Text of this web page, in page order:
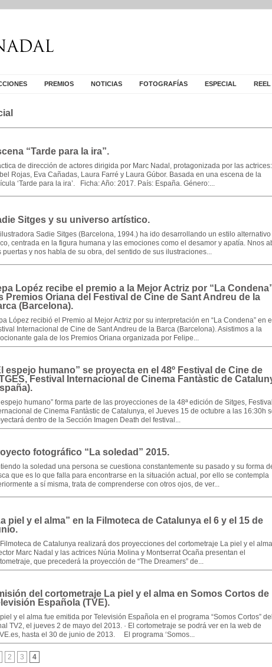
PREMIOS NOTICIAS FOTOGRAFÍAS ESPECIAL REEL
“Tarde para la ira”.
de dirección de actores dirigida por Marc Nadal, protagonizada por las actrices:
Rojas, Eva Cañadas, Laura Farré y Laura Gúbor. Basada en una escena de la
‘Tarde para la ira’. Ficha: Año: 2017. País: España. Género:...
Sitges y su universo artístico.
Sadie Sitges (Barcelona, 1994.) ha ido desarrollando un estilo alternativo
centrada en la figura humana y las emociones como el desamor y apatía. Nnos
puertas y nos habla de su obra, del sentido de sus ilustraciones...
Lopéz recibe el premio a la Mejor Actriz por “La
Premios Oriana del Festival de Cine de Sant Andreu de la
(Barcelona).
López recibió el Premio al Mejor Actriz por su interpretación en “La Condena” en el
Internacional de Cine de Sant Andreu de la Barca (Barcelona). Asistimos a la
gala de los Premios Oriana organizada por Felipe...
espejo humano” se proyecta en el 48º Festival de Cine de
Festival Internacional de Cinema Fantàstic de
espejo humano” forma parte de las proyecciones de la 48ª edición de Sitges, Festival
de Cinema Fantàstic de Catalunya, el Jueves 15 de octubre a las 16:30h
dentro de la Sección Imagen Death del festival...
fotográfico “La soledad” 2015.
la soledad una persona se cuestiona constantemente su pasado y su forma
que es lo que falla para encontrarse en la situación actual, por ello se contempla
a sí misma, trata de comprenderse con otros ojos, de ver...
piel y el alma” en la Filmoteca de Catalunya el 6 y el 15 de
de Catalunya realizará dos proyecciones del cortometraje La piel y el
Marc Nadal y las actrices Núria Molina y Montserrat Ocaña presentan el
que precederá la proyección de “The Dreamers” de...
del cortometraje La piel y el alma en Somos Cortos de
Española (TVE).
y el alma fue emitida por Televisión Española en el programa “Somos Cortos” del
TV2, el jueves 2 de mayo del 2013. · El cortometraje se podrá ver en la web de
hasta el 30 de junio de 2013. El programa ‘Somos...
2 3 4